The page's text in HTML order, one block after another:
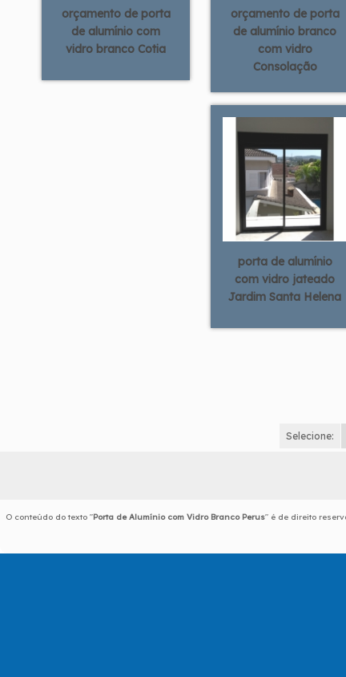
orçamento de porta
de alumínio com
vidro branco Cotia
orçamento de porta
de alumínio branco
com vidro
Consolação
porta de alumínio
com vidro jateado
Jardim Santa Helena
Selecione:
O conteúdo do texto "Porta de Alumínio com Vidro Branco Perus" é de direito